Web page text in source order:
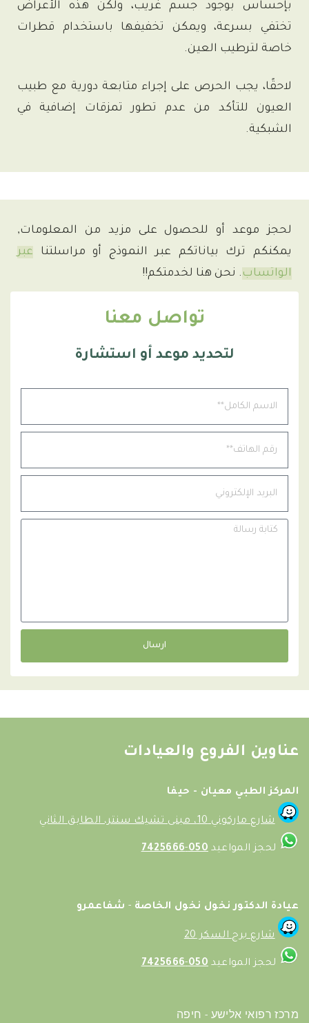
بإحساس بوجود جسم غريب، ولكن هذه الأعراض
تختفي بسرعة، ويمكن تخفيفها باستخدام قطرات
خاصة لترطيب العين.
لاحقًا، يجب الحرص على إجراء متابعة دورية مع طبيب
العيون للتأكد من عدم تطور تمزقات إضافية في
الشبكية.
لحجز موعد أو للحصول على مزيد من المعلومات,
يمكنكم ترك بياناتكم عبر النموذج أو مراسلتنا عبر
الواتساب . نحن هنا لخدمتكم!!
تواصل معنا
لتحديد موعد أو استشارة
ارسال
عناوين الفروع والعيادات
المركز الطبي معيان - حيفا
شارع ماركوني 10، مبنى تشيك سنتر، الطابق الثاني
لحجز المواعيد 050
-
7425666
عيادة الدكتور نخول نخول الخاصة - شفاعمرو
شارع برج السكر 20
لحجز المواعيد 050
-
7425666
מרכז רפואי אלישע - חיפה